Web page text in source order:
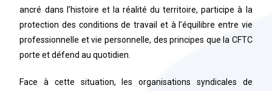
ancré dans l’histoire et la réalité du territoire, participe à la
protection des conditions de travail et à l’équilibre entre vie
professionnelle et vie personnelle, des principes que la CFTC
porte et défend au quotidien.
Face à cette situation, les organisations syndicales de